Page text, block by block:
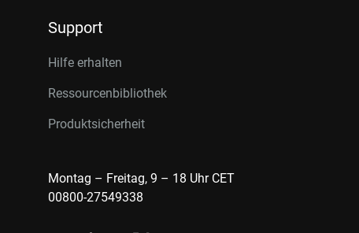
Support
Hilfe erhalten
Ressourcenbibliothek
Produktsicherheit
Montag – Freitag, 9 – 18 Uhr CET
00800-27549338